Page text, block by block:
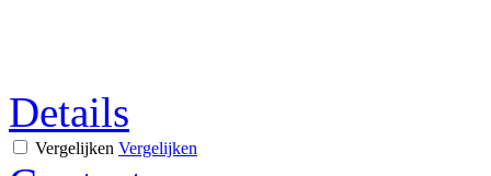
Details
Vergelijken Vergelijken